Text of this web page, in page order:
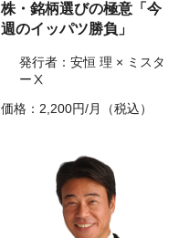
株・銘柄選びの極意「今
週のイッパツ勝負」
発行者：安恒 理 × ミスタ
ーⅩ
価格：2,200円/月（税込）